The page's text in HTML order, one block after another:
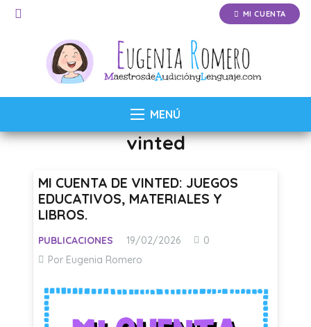
MI CUENTA
MENÚ
vinted
MI CUENTA DE VINTED: JUEGOS
EDUCATIVOS, MATERIALES Y
LIBROS.
PUBLICACIONES 19/02/2026
0
Por Eugenia Romero